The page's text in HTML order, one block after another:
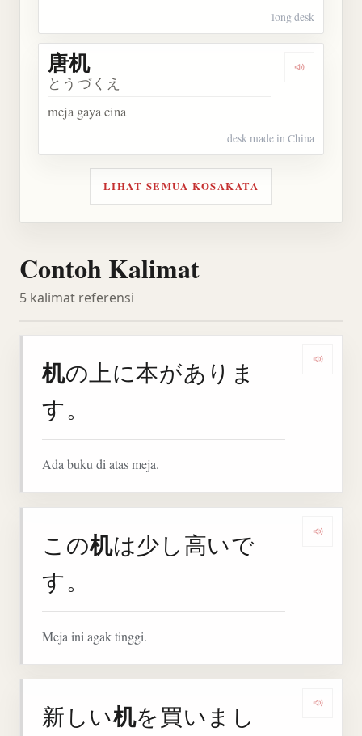
long desk
Dengarkan
唐机
とうづくえ
meja gaya cina
desk made in China
LIHAT SEMUA KOSAKATA
Contoh Kalimat
5 kalimat referensi
机の上に本がありま
す。
Ada buku di atas meja.
この机は少し高いで
す。
Meja ini agak tinggi.
新しい机を買いまし